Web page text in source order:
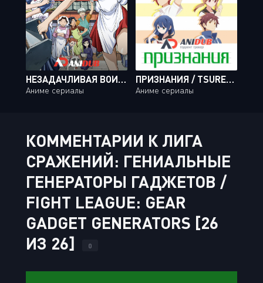
НЕЗАДАЧЛИВАЯ ВОИТЕЛЬНИЦА МИКИ / MUTEKI KANBAN MUSUME [12 ИЗ 12]
Аниме сериалы
ПРИЗНАНИЯ / TSUREZURE CHILDREN [12 ИЗ 12]
Аниме сериалы
КОММЕНТАРИИ К ЛИГА
СРАЖЕНИЙ: ГЕНИАЛЬНЫЕ
ГЕНЕРАТОРЫ ГАДЖЕТОВ /
FIGHT LEAGUE: GEAR
GADGET GENERATORS [26
ИЗ 26]
0